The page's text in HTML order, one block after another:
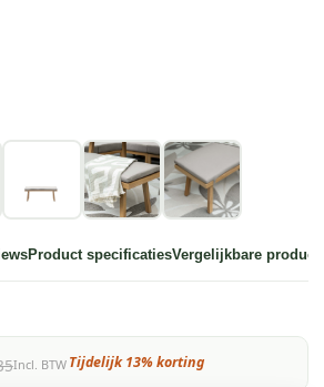
Product specificatiesVergelijkbare
Incl. BTW Tijdelijk 13% korting